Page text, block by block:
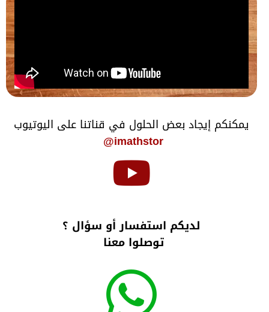
يمكنكم إيجاد بعض الحلول في قناتنا على اليوتيوب
imathstor@
لديكم استفسار أو سؤال ؟
توصلوا معنا